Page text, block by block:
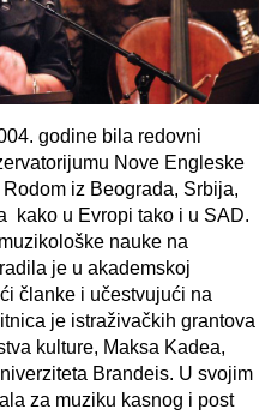
godine bila redovni
Nove Engleske
iz Beograda, Srbija,
kako u Evropi tako i u SAD.
nauke na
je u akademskoj
članke i učestvujući na
je istraživačkih grantova
kulture, Maksa Kadea,
Brandeis. U svojim
za muziku kasnog i post